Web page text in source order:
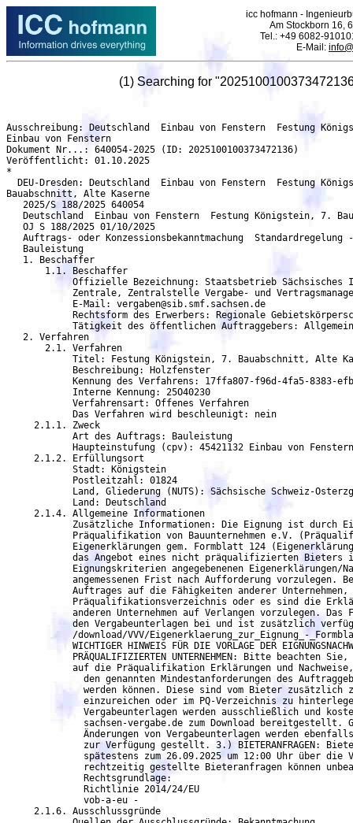
icc hofmann -
Am Stockborn 16,
Tel.: +49 6082-
E-Mail:
(1) Searching for
Ausschreibung: Deutschland  Einbau von Fenstern  Festung Königstein, 7. Bauabschnitt, Alte Kaserne - DEU-Dresden
Einbau von Fenstern
Dokument Nr...: 640054-2025 (ID: 2025100100373472136)
Veröffentlicht: 01.10.2025
*
  DEU-Dresden: Deutschland  Einbau von Fenstern  Festung Königstein, 7.
Bauabschnitt, Alte Kaserne
   2025/S 188/2025 640054
   Deutschland  Einbau von Fenstern  Festung Königstein, 7. Bauabschnitt, Alte Kaserne
   OJ S 188/2025 01/10/2025
   Auftrags- oder Konzessionsbekanntmachung  Standardregelung - Änderungsbekanntmachung
   Bauleistung
   1. Beschaffer
       1.1. Beschaffer
            Offizielle Bezeichnung: Staatsbetrieb Sächsisches Immobilien- und Baumanagement,
	    Zentrale, Zentralstelle Vergabe- und Vertragsmanagement
	    E-Mail: vergaben@sib.smf.sachsen.de
            Rechtsform des Erwerbers: Regionale Gebietskörperschaft
            Tätigkeit des öffentlichen Auftraggebers: Allgemeine öffentliche Verwaltung
   2. Verfahren
       2.1. Verfahren
            Titel: Festung Königstein, 7. Bauabschnitt, Alte Kaserne
	    Beschreibung: Holzfenster
	    Kennung des Verfahrens: 17ffa807-f96d-4fa5-8383-efbb38b46b99
	    Interne Kennung: 25O40230
	    Verfahrensart: Offenes Verfahren
	    Das Verfahren wird beschleunigt: nein
     2.1.1. Zweck
	    Art des Auftrags: Bauleistung
	    Haupteinstufung (cpv): 45421132 Einbau von Fenstern
     2.1.2. Erfüllungsort
            Stadt: Königstein
	    Postleitzahl: 01824
            Land, Gliederung (NUTS): Sächsische Schweiz-Osterzgebirge (DED2F)
	    Land: Deutschland
     2.1.4. Allgemeine Informationen
            Zusätzliche Informationen: Die Eignung ist durch Eintragung in die Liste des Vereins für
            Präqualifikation von Bauunternehmen e.V. (Präqualifikationsverzeichnis) oder
            Eigenerklärungen gem. Formblatt 124 (Eigenerklärungen zur Eignung) nachzuweisen. Gelangt
            das Angebot eines nicht präqualifizierten Bieters in die engere Wahl, sind die unter
            Eignungskriterien angegebenenen Eigenerklärungen/Nachweise innerhalb der gesetzten
            angemessenen Frist nach Aufforderung vorzulegen. Beruft sich der Bieter zur Erfüllung des
            Auftrages auf die Fähigkeiten anderer Unternehmen, ist die jeweilige Nummer im
            Präqualifikationsverzeichnis oder es sind die Erklärungen gemäß Formblatt 124 auch für diese
            anderen Unternehmen auf Verlangen vorzulegen. Das Formblatt 124 ist erhältlich bei: Liegt
            den Vergabeunterlagen bei und ist zusätzlich verfügbar unter: https://www.sib.sachsen.de
	    /download/VVV/Eigenerklaerung_zur_Eignung_-_Formblatt_124_VHB_Bauleistungen.pdf
            WICHTIGER HINWEIS FÜR DIE VORLAGE DER EIGNUNGSNACHWEISE BEI
            PRÄQUALIFIZIERTEN UNTERNEHMEN: Bitte beachten Sie, dass im Falle der Bezugnahme
            auf die Präqualifikation Erklärungen und Nachweise, die in der PQ enthalten sind, aber nicht
	      den genannten Mindestanforderungen des Auftraggebers entsprechen, nicht nachgefordert
              werden können. Diese sind vom Bieter zusätzlich zur PQ-Nummer mit dem Angebot
	      einzureichen oder im PQ-Verzeichnis zu hinterlegen. 2.) VERGABEUNTERLAGEN: Die
              Vergabeunterlagen werden ausschließlich und kostenfrei auf der Vergabeplattform http://www.
	      sachsen-vergabe.de zum Download bereitgestellt. Ggf. erforderliche Nachsendungen und
              Änderungen von Vergabeunterlagen werden ebenfalls in diesem Portal in elektronischer Form
              zur Verfügung gestellt. 3.) BIETERANFRAGEN: Bieteranfragen sollen möglichst bis
              spätestens zum 26.09.2025 um 12:00 Uhr über die Vergabeplattform gestellt werden. Nicht
              rechtzeitig gestellte Bieteranfragen können unbeantwortet bleiben.
	      Rechtsgrundlage:
	      Richtlinie 2014/24/EU
	      vob-a-eu -
     2.1.6. Ausschlussgründe
            Quellen der Ausschlussgründe: Bekanntmachung
            Der Zahlungsunfähigkeit vergleichbare Lage gemäß nationaler Rechtsvorschriften: gesetzliche
	    Regelung
	    Korruption: gesetzliche Regelung
	    Beteiligung an einer kriminellen Vereinigung: gesetzliche Regelung
	    Vereinbarungen mit anderen Wirtschaftsteilnehmern zur Verzerrung des Wettbewerbs:
	    gesetzliche Regelung
            Verstoß gegen umweltrechtliche Verpflichtungen: gesetzliche Regelung
            Geldwäsche oder Terrorismusfinanzierung: gesetzliche Regelung
	    Betrug: gesetzliche Regelung
	    Kinderarbeit und andere Formen des Menschenhandels: gesetzliche Regelung
            Zahlungsunfähigkeit: gesetzliche Regelung
            Verstoß gegen arbeitsrechtliche Verpflichtungen: gesetzliche Regelung
            Verwaltung der Vermögenswerte durch einen Insolvenzverwalter: gesetzliche Regelung
	    Falsche Angaben, verweigerte Informationen, die nicht in der Lage sind, die erforderlichen
            Unterlagen vorzulegen, und haben vertrauliche Informationen über dieses Verfahren erhalten.:
	    gesetzliche Regelung
	    Interessenkonflikt aufgrund seiner Teilnahme an dem Vergabeverfahren: gesetzliche Regelung
	    Direkte oder indirekte Beteiligung an der Vorbereitung des Vergabeverfahrens: gesetzliche
	    Regelung
	    Schwerwiegendes berufliches Fehlverhalten: gesetzliche Regelung
	    Vorzeitige Beendigung, Schadensersatz oder andere vergleichbare Sanktionen: gesetzliche
	    Regelung
            Verstoß gegen sozialrechtliche Verpflichtungen: gesetzliche